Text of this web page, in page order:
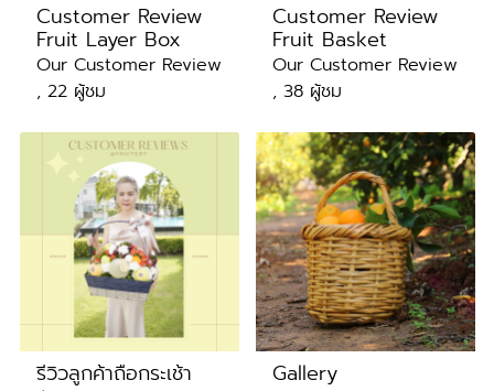
Customer Review
Fruit Layer Box
Our Customer Review
, 22 ผู้ชม
Customer Review
Fruit Basket
Our Customer Review
, 38 ผู้ชม
รีวิวลูกค้าถือกระเช้า Gallery